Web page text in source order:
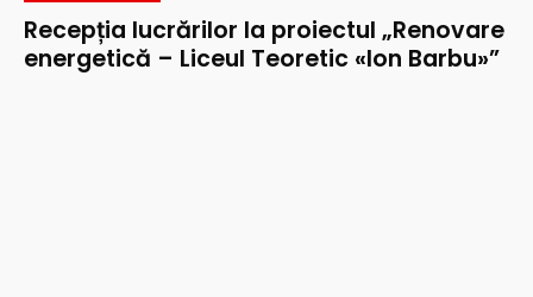
Recepția lucrărilor la proiectul „Renovare
energetică – Liceul Teoretic «Ion Barbu»”